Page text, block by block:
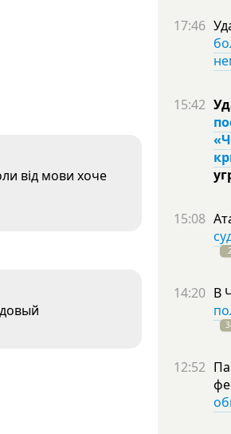
від мови хоче
17:46
15:42
15:08
2
14:20 В
12:52